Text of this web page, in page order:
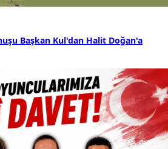
Başkan Kul'dan Halit Doğan'a